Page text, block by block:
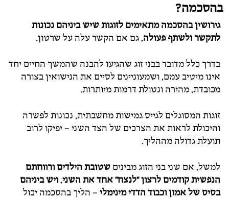
בהסכמה?
גירושין בהסכמה מתאימים לזוגותשיש ביניהם נכונות
לתקשר ולשתף פעולה, גם אם הקשר עלה על שרטון.
בדרך כלל מדובר בבני זוג שהגיעו להבנה שהמשך החיים יחד
אינו מיטיב עמם, ושמעוניינים לסיים את הנישואין בצורה
מכובדת, מהירה ונטולת דרמות מיותרות.
זוגות המסוגלים לגייס גמישות מחשבתית, נכונות לפשרה
והיכולת לראות את הצרכים של הצד השני – יפיקו לרוב
תועלת גדולה מההליך.
למשל, אם שני בני הזוג מבינים שטובת הילדים ורווחתם
הנפשית קודמים לרצון "לנצח" אחד את השני,ויש ביניהם
בסיס של אמון וכבוד הדדי מינימלי – הליך בהסכמה יכול